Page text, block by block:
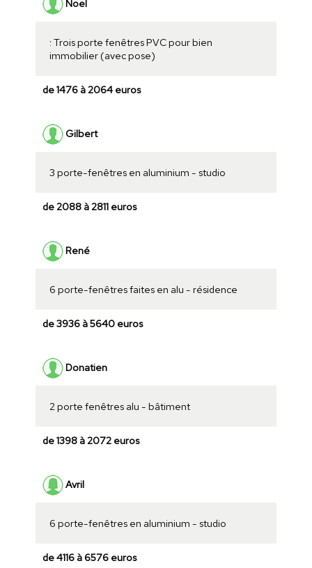
Noel
: Trois porte fenêtres PVC pour bien
immobilier (avec pose)
de 1476 à 2064 euros
Gilbert
3 porte-fenêtres en aluminium - studio
de 2088 à 2811 euros
René
6 porte-fenêtres faites en alu - résidence
de 3936 à 5640 euros
Donatien
2 porte fenêtres alu - bâtiment
de 1398 à 2072 euros
Avril
6 porte-fenêtres en aluminium - studio
de 4116 à 6576 euros